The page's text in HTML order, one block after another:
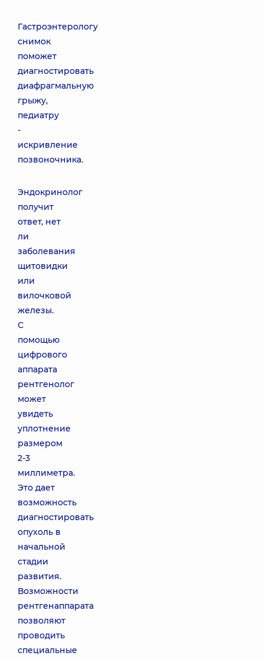
Гастроэнтерологу
снимок
поможет
диагностировать
диафрагмальную
грыжу,
педиатру
-
искривление
позвоночника.
Эндокринолог
получит
ответ, нет
ли
заболевания
щитовидки
или
вилочковой
железы.
С
помощью
цифрового
аппарата
рентгенолог
может
увидеть
уплотнение
размером
2-3
миллиметра.
Это дает
возможность
диагностировать
опухоль в
начальной
стадии
развития.
Возможности
рентгенаппарата
позволяют
проводить
специальные